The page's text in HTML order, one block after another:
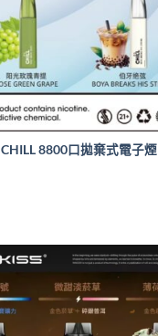
CHILL 8800口拋棄式電子煙